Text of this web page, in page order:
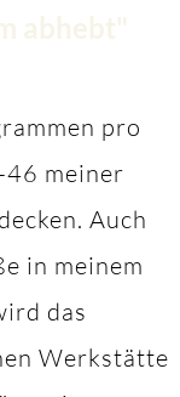
abhebt"
pro
meiner
Auch
in meinem
das
Werkstätte